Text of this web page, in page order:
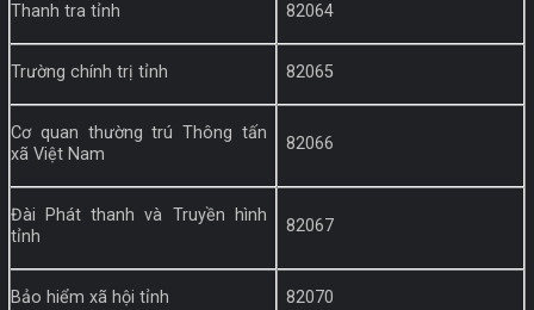
Thanh tra tỉnh 82064
Trường chính trị tỉnh 82065
Cơ quan thường trú Thông tấn
xã Việt Nam
82066
Đài Phát thanh và Truyền hình
tỉnh
82067
Bảo hiểm xã hội tỉnh 82070